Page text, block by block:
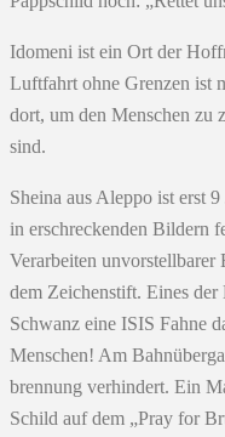
Idomeni ist ein Ort der
Luftfahrt ohne Grenzen ist
dort, um den Menschen zu
sind.
Sheina aus Aleppo ist erst
in erschreckenden Bildern
Verarbeiten unvorstellbarer
dem Zeichenstift. Eines
Schwanz eine ISIS Fahne
Menschen! Am
brennung verhindert. Ein
Schild auf dem „Pray for